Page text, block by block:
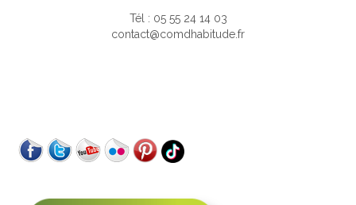
Tél : 05 55 24 14 03
contact@comdhabitude.fr